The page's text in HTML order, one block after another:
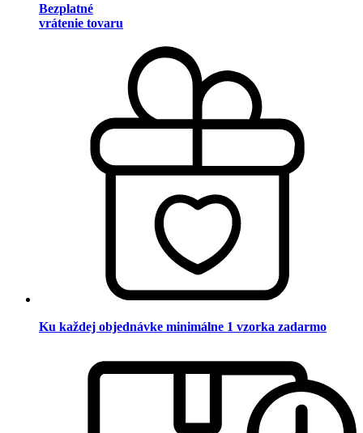
Bezplatné
vrátenie tovaru
Ku každej objednávke minimálne 1 vzorka zadarmo